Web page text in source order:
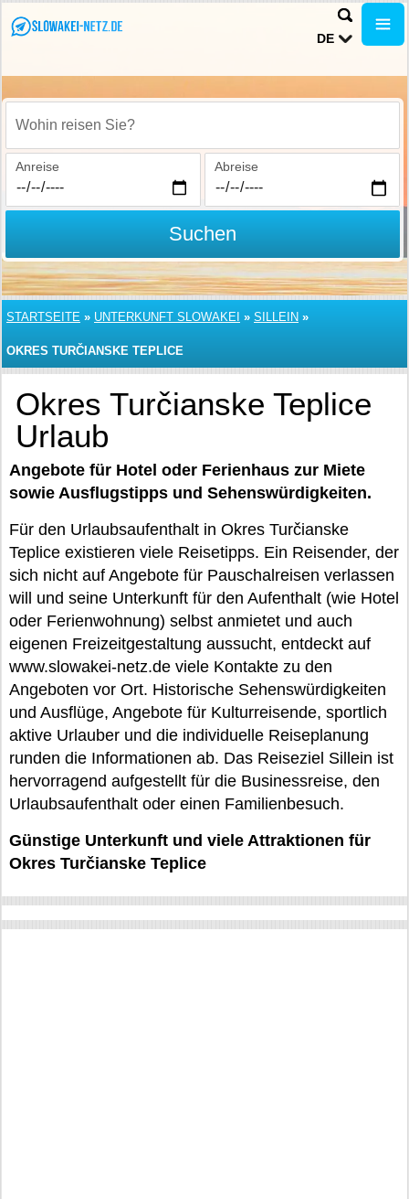
DE
Wohin reisen Sie?
Anreise Abreise
Suchen
STARTSEITE » UNTERKUNFT SLOWAKEI » SILLEIN »
OKRES TURČIANSKE TEPLICE
Okres Turčianske Teplice
Urlaub
Angebote für Hotel oder Ferienhaus zur Miete
sowie Ausflugstipps und Sehenswürdigkeiten.
Für den Urlaubsaufenthalt in Okres Turčianske
Teplice existieren viele Reisetipps. Ein Reisender, der
sich nicht auf Angebote für Pauschalreisen verlassen
will und seine Unterkunft für den Aufenthalt (wie Hotel
oder Ferienwohnung) selbst anmietet und auch
eigenen Freizeitgestaltung aussucht, entdeckt auf
www.slowakei-netz.de viele Kontakte zu den
Angeboten vor Ort. Historische Sehenswürdigkeiten
und Ausflüge, Angebote für Kulturreisende, sportlich
aktive Urlauber und die individuelle Reiseplanung
runden die Informationen ab. Das Reiseziel Sillein ist
hervorragend aufgestellt für die Businessreise, den
Urlaubsaufenthalt oder einen Familienbesuch.
Günstige Unterkunft und viele Attraktionen für
Okres Turčianske Teplice